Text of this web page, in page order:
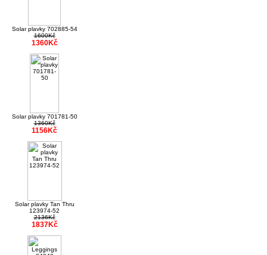
Solar plavky 702885-54
1600Kč
1360Kč
Solar plavky 701781-50
1360Kč
1156Kč
Solar plavky Tan Thru
123974-52
2136Kč
1837Kč